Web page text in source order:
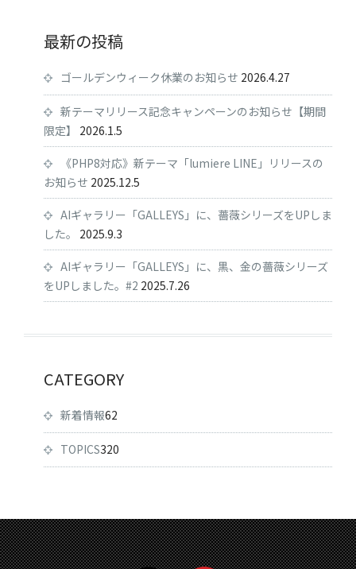
最新の投稿
ゴールデンウィーク休業のお知らせ 2026.4.27
新テーマリリース記念キャンペーンのお知らせ【期間
限定】
2026.1.5
《PHP8対応》新テーマ「lumiere LINE」リリースの
お知らせ 2025.12.5
AIギャラリー「GALLEYS」に、薔薇シリーズをUPしま
した。
2025.9.3
AIギャラリー「GALLEYS」に、黒、金の薔薇シリーズ
をUPしました。#2 2025.7.26
CATEGORY
新着情報62
TOPICS320